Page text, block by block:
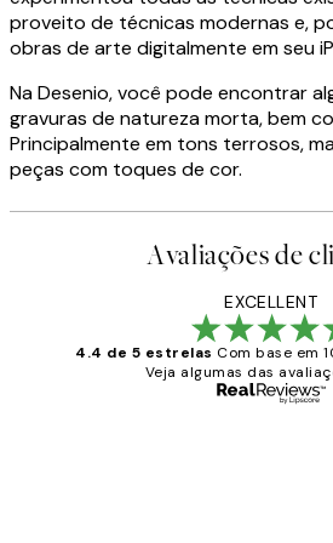
proveito de técnicas modernas e,
obras de arte digitalmente em seu
Na Desenio, você pode encontrar
gravuras de natureza morta, bem
Principalmente em tons terrosos,
peças com toques de cor.
Avaliações de
EXCELLENT
4.4 de 5 estrelas Com base em
Veja algumas das